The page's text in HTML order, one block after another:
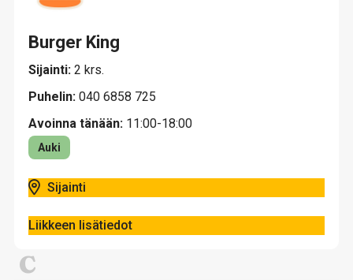
Burger King
Sijainti: 2 krs.
Puhelin: 040 6858 725
Avoinna tänään: 11:00-18:00
Auki
Sijainti
Liikkeen lisätiedot
C